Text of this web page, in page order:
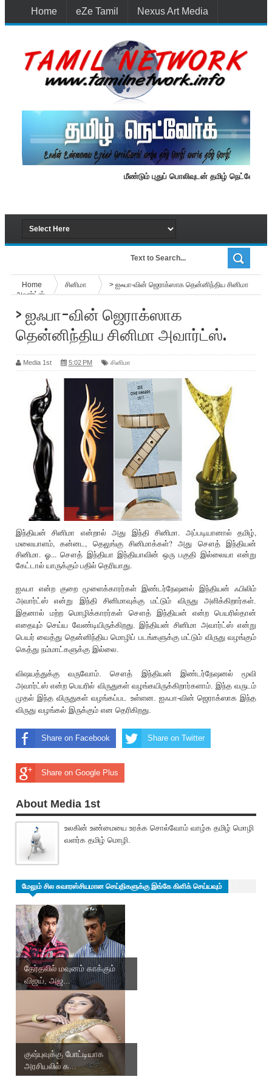
Home eZe Tamil Nexus Art Media
மீண்டும் புதுப் பொலிவுடன் தமிழ் நெட்வேர்க்.
Home சினிமா
> ஐஃபா-வின் ஜெராக்ஸாக தென்னிந்திய சினிமா
அவார்ட்ஸ்.
> ஐஃபா-வின் ஜெராக்ஸாக
தென்னிந்திய சினிமா அவார்ட்ஸ்.
Media 1st 5:02 PM சினிமா
இந்தியன் சினிமா என்றால் அது இந்தி சினிமா. அப்படியானால் தமிழ்,
மலையாளம், கன்னட, தெலுங்கு சினிமாக்கள்? அது சௌத் இந்தியன்
சினிமா. ஓ... சௌத் இந்தியா இந்தியாவின் ஒரு பகுதி இல்லையா என்று
கேட்டால் யாருக்கும் பதில் தெ‌ரியாது.
ஐஃபா என்ற குறை மூளைக்காரர்கள் இண்டர்நேஷனல் இந்தியன் ஃபிலிம்
அவார்ட்ஸ் என்று இந்தி சினிமாவுக்கு மட்டும் விருது அளிக்கிறார்கள்.
இதனால் மற்ற மொழிக்காரர்கள் சௌத் இந்தியன் என்ற பெய‌ரில்தான்
எதையும் செய்ய வேண்டியிருக்கிறது. இந்தியன் சினிமா அவார்ட்ஸ் என்று
பெயர் வைத்து தென்னிந்திய மொழிப் படங்களுக்கு மட்டும் விருது வழங்கும்
கெத்து நம்மாட்களுக்கு இல்லை.
விஷயத்துக்கு வருவோம். சௌத் இந்தியன் இண்டர்நேஷனல் மூவி
அவார்ட்ஸ் என்ற பெய‌ரில் விருதுகள் வழங்கயிருக்கிறார்களாம். இந்த வருடம்
முதல் இந்த விருதுகள் வழங்கப்பட உள்ளன. ஐஃபா-வின் ஜெராக்ஸாக இந்த
விருது வழங்கல் இருக்கும் என தெ‌ரிகிறது.
Share on Facebook Share on Twitter
Share on Google Plus
About Media 1st
உலகின் உண்மையை உரக்க சொல்வோம் வாழ்க தமிழ் மொழி
வளர்க தமிழ் மொழி.
மேலும் சில சுவாரஸ்சியமான செய்திகளுக்கு இங்கே கிளிக் செய்யவும்
தேர்தலில் மவுனம் காக்கும்
விஜய், அஜ...
குஷ்புவுக்கு போட்டியாக
அரசியலில் க...